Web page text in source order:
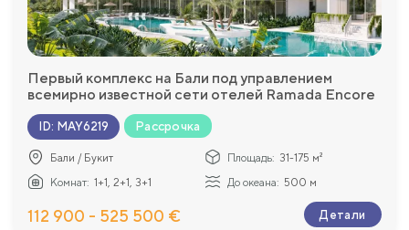
Первый комплекс на Бали под управлением
всемирно известной сети отелей Ramada Encore
ID: MAY6219 Рассрочка
Бали / Букит Площадь: 31-175 м²
Комнат: 1+1, 2+1, 3+1 До океана: 500 м
112 900 - 525 500 € Детали